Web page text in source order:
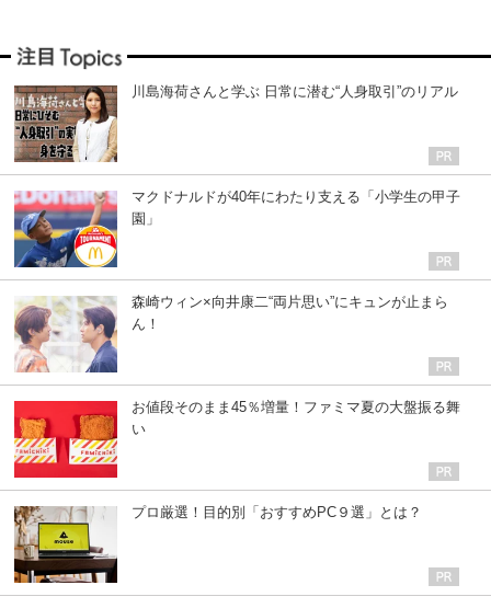
川島海荷さんと学ぶ 日常に潜む“人身取引”のリアル
マクドナルドが40年にわたり支える「小学生の甲子
園」
森崎ウィン×向井康二“両片思い”にキュンが止まら
ん！
お値段そのまま45％増量！ファミマ夏の大盤振る舞
い
プロ厳選！目的別「おすすめPC９選」とは？